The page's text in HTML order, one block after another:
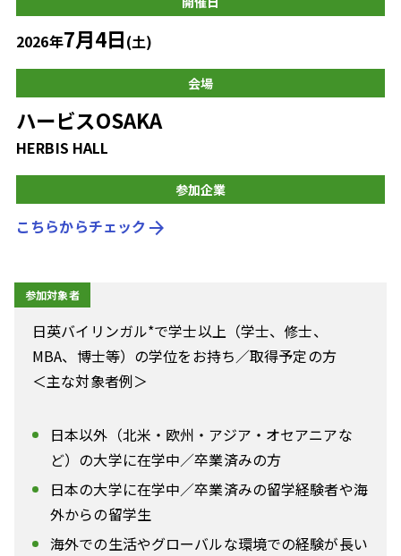
2026年7月4日(土)
会場
ハービスOSAKA
HERBIS HALL
参加企業
こちらからチェック arrow_forward
参加対象者
日英バイリンガル*で学士以上（学士、修士、
MBA、博士等）の学位をお持ち／取得予定の方
＜主な対象者例＞
日本以外（北米・欧州・アジア・オセアニアな
ど）の大学に在学中／卒業済みの方
日本の大学に在学中／卒業済みの留学経験者や海
外からの留学生
海外での生活やグローバルな環境での経験が長い